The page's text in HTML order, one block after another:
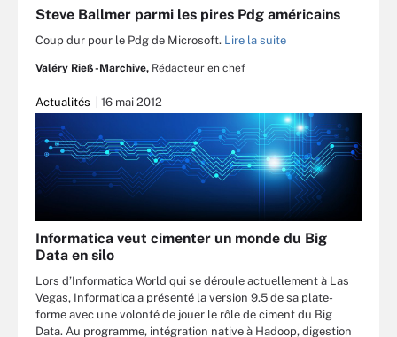
Steve Ballmer parmi les pires Pdg américains
Coup dur pour le Pdg de Microsoft. Lire la suite
Valéry Rieß-Marchive, Rédacteur en chef
Actualités 16 mai 2012
Informatica veut cimenter un monde du Big
Data en silo
Lors d’Informatica World qui se déroule actuellement à Las
Vegas, Informatica a présenté la version 9.5 de sa plate-
forme avec une volonté de jouer le rôle de ciment du Big
Data. Au programme, intégration native à Hadoop, digestion